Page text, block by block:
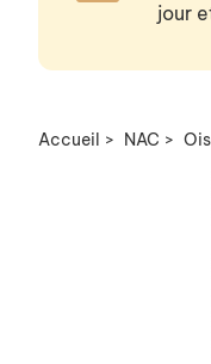
jour
Accueil > NAC >